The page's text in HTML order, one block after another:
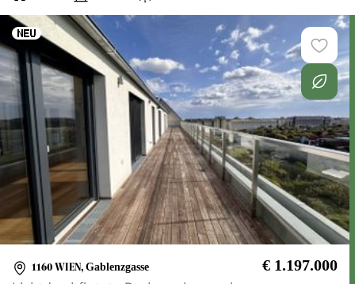
1160 WIEN, Gablenzgasse € 1.197.000